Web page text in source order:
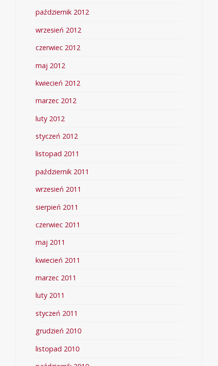
październik 2012
wrzesień 2012
czerwiec 2012
maj 2012
kwiecień 2012
marzec 2012
luty 2012
styczeń 2012
listopad 2011
październik 2011
wrzesień 2011
sierpień 2011
czerwiec 2011
maj 2011
kwiecień 2011
marzec 2011
luty 2011
styczeń 2011
grudzień 2010
listopad 2010